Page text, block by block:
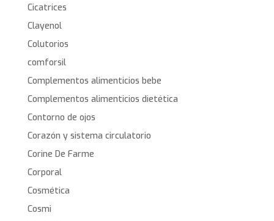
Cicatrices
Clayenol
Colutorios
comforsil
Complementos alimenticios bebe
Complementos alimenticios dietética
Contorno de ojos
Corazón y sistema circulatorio
Corine De Farme
Corporal
Cosmética
Cosmi